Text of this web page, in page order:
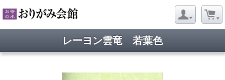
レーヨン雲竜 若葉色